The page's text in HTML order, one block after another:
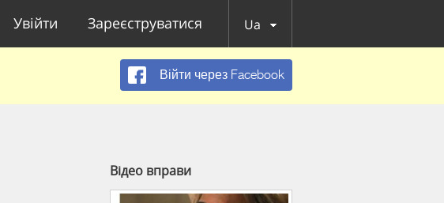
Увійти Зареєструватися Ua
Війти через Facebook
Відео вправи